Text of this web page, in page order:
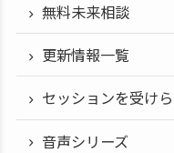
無料未来相談
更新情報一覧
セッションを受け
音声シリーズ